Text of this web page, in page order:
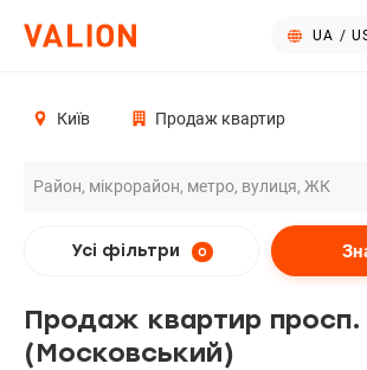
UA /
Київ Продаж квартир
Усі фільтри 0
Продаж квартир
(Московський)